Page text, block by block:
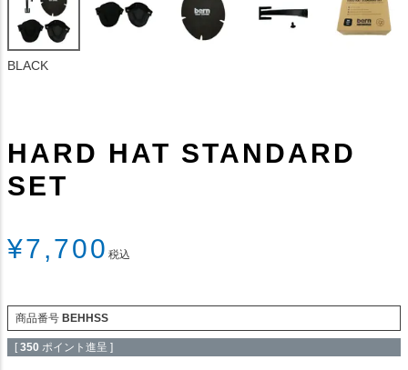
BLACK
HARD HAT STANDARD
SET
¥7,700 税込
商品番号 BEHHSS
[ 350 ポイント進呈 ]